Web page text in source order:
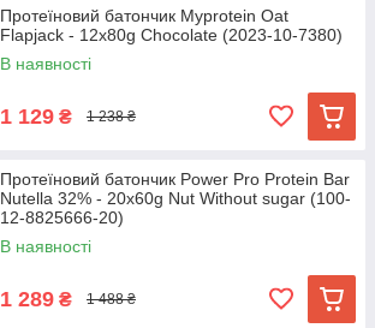
Протеїновий батончик Myprotein Oat
Flapjack - 12x80g Chocolate (2023-10-7380)
В наявності
1 129 ₴ 1 238 ₴
Протеїновий батончик Power Pro Protein Bar
Nutella 32% - 20x60g Nut Without sugar (100-
12-8825666-20)
В наявності
1 289 ₴ 1 488 ₴